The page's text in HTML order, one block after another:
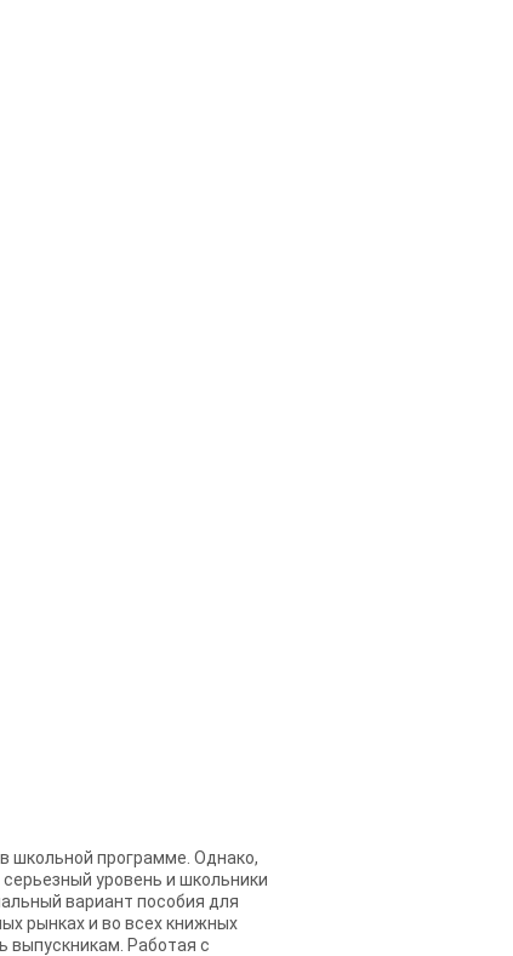
школьной программе. Однако,
уровень и школьники
вариант пособия для
рынках и во всех книжных
выпускникам. Работая с